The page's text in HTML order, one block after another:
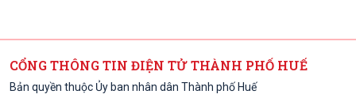
CỔNG THÔNG TIN ĐIỆN TỬ THÀNH PHỐ HUẾ
Bản quyền thuộc Ủy ban nhân dân Thành phố Huế